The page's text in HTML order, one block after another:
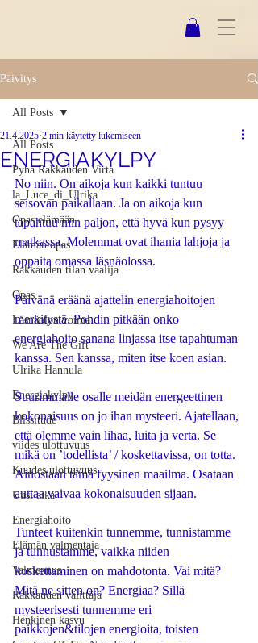
Päivitys
All Posts
Pyhä Rakkauden Virta
la_Luce_di_Ulrika
Opas elämään
Elämän opas
Rakkauden tilan vaalija
Opas
Läsnäolon voima
We Are The Gift
Ulrika Hannula
Energiakylpy
Blissitude
viides ulottuvuus
Kuudes ulottuvuus
Uusi aika
Energiahoito
Elämän valmentaja
Valmennus
Rakkauden välittäjä
Henkinen kasvu
All Posts
ENERGIAKYLPY
21.4.2025 2 min käytetty lukemiseen
No niin. On aikoja kun kaikki tuntuu
seisovan paikallaan. Ja on aikoja kun
tapahtuu niin paljon, että hyvä kun pysyy
matkassa. Molemmat ovat ihania lahjoja ja
oppaita omassa läsnäolossa.
Päivänä eräänä ajattelin energiahoitojen
merkitystä. Pohdin pitkään onko
energiahoito sanana linjassa itse tapahtuman
kanssa. Sen kanssa, miten itse koen asian.
Suurimmalle osalle meidän energeettinen
kokonaisuus on jo ihan mysteeri. Ajatellaan,
että olemme vain lihaa, luita ja verta. Se
mikä on ’todellista’ / koskettavissa, on totta.
Ainostaan tämä fyysinen maailma. Osataan
auttaa vaivaa kokonaisuuden sijaan.
Tunteet kuitenkin tunnemme, tunnistamme
ja tunnustamme, vaikka niiden
koskettaminen on mahdotonta. Vai mitä?
Mitä ne sitten on? Energiaa? Sillä
mysteerisesti tunnemme eri
paikkojen&tilojen energioita, toisten